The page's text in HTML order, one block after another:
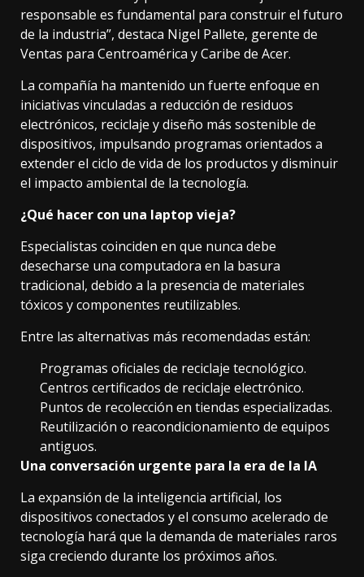
responsable es fundamental para construir el futuro
de la industria”, destaca Nigel Pallete, gerente de
Ventas para Centroamérica y Caribe de Acer.
La compañía ha mantenido un fuerte enfoque en
iniciativas vinculadas a reducción de residuos
electrónicos, reciclaje y diseño más sostenible de
dispositivos, impulsando programas orientados a
extender el ciclo de vida de los productos y disminuir
el impacto ambiental de la tecnología.
¿Qué hacer con una laptop vieja?
Especialistas coinciden en que nunca debe
desecharse una computadora en la basura
tradicional, debido a la presencia de materiales
tóxicos y componentes reutilizables.
Entre las alternativas más recomendadas están:
Programas oficiales de reciclaje tecnológico.
Centros certificados de reciclaje electrónico.
Puntos de recolección en tiendas especializadas.
Reutilización o reacondicionamiento de equipos
antiguos.
Una conversación urgente para la era de la IA
La expansión de la inteligencia artificial, los
dispositivos conectados y el consumo acelerado de
tecnología hará que la demanda de materiales raros
siga creciendo durante los próximos años.